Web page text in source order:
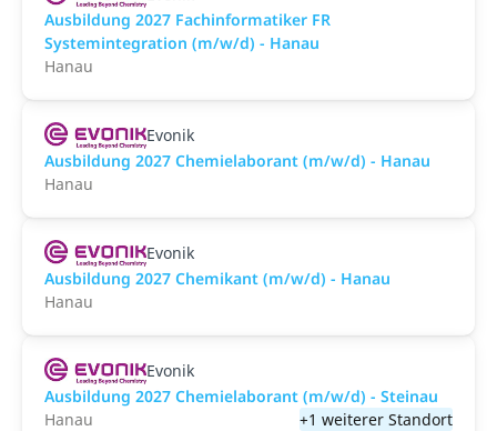
Ausbildung 2027 Fachinformatiker FR
Systemintegration (m/w/d) - Hanau
Hanau
Evonik
Ausbildung 2027 Chemielaborant (m/w/d) - Hanau
Hanau
Evonik
Ausbildung 2027 Chemikant (m/w/d) - Hanau
Hanau
Evonik
Ausbildung 2027 Chemielaborant (m/w/d) - Steinau
Hanau
+1 weiterer Standort